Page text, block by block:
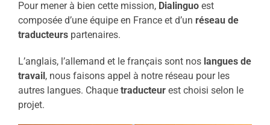
Pour mener à bien cette mission, Dialinguo est
composée d’une équipe en France et d’un réseau de
traducteurs partenaires.
L’anglais, l’allemand et le français sont nos langues de
travail , nous faisons appel à notre réseau pour les
autres langues. Chaque traducteur est choisi selon le
projet.